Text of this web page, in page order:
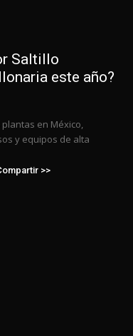
Saltillo
este año?
en México,
y equipos de alta
>>